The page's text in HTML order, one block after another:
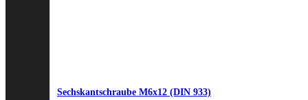
Sechskantschraube M6x12 (DIN 933)